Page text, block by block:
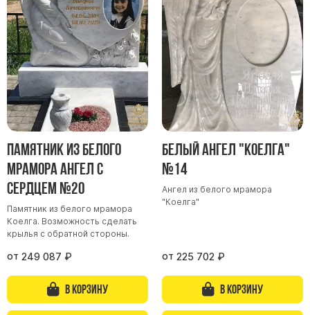
Памятник из белого
мрамора Ангел с
сердцем №20
Памятник из белого мрамора
Коелга. Возможность сделать
крылья с обратной стороны.
от 249 087 ₽
В корзину
Белый ангел "Коелга"
№14
Ангел из белого мрамора
"Коелга"
от 225 702 ₽
В корзину